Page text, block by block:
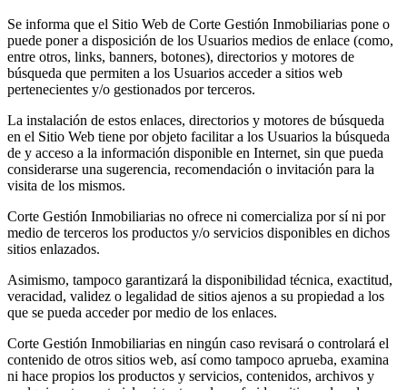
Se informa que el Sitio Web de Corte Gestión Inmobiliarias pone o
puede poner a disposición de los Usuarios medios de enlace (como,
entre otros, links, banners, botones), directorios y motores de
búsqueda que permiten a los Usuarios acceder a sitios web
pertenecientes y/o gestionados por terceros.
La instalación de estos enlaces, directorios y motores de búsqueda
en el Sitio Web tiene por objeto facilitar a los Usuarios la búsqueda
de y acceso a la información disponible en Internet, sin que pueda
considerarse una sugerencia, recomendación o invitación para la
visita de los mismos.
Corte Gestión Inmobiliarias no ofrece ni comercializa por sí ni por
medio de terceros los productos y/o servicios disponibles en dichos
sitios enlazados.
Asimismo, tampoco garantizará la disponibilidad técnica, exactitud,
veracidad, validez o legalidad de sitios ajenos a su propiedad a los
que se pueda acceder por medio de los enlaces.
Corte Gestión Inmobiliarias en ningún caso revisará o controlará el
contenido de otros sitios web, así como tampoco aprueba, examina
ni hace propios los productos y servicios, contenidos, archivos y